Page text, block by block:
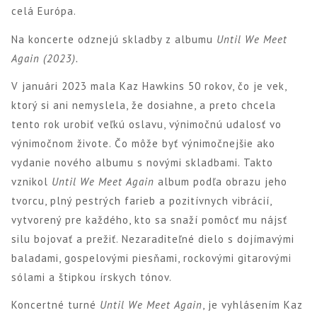
celá Európa.
Na koncerte odznejú skladby z albumu Until We Meet
Again (2023).
V januári 2023 mala Kaz Hawkins 50 rokov, čo je vek,
ktorý si ani nemyslela, že dosiahne, a preto chcela
tento rok urobiť veľkú oslavu, výnimočnú udalosť vo
výnimočnom živote. Čo môže byť výnimočnejšie ako
vydanie nového albumu s novými skladbami. Takto
vznikol Until We Meet Again album podľa obrazu jeho
tvorcu, plný pestrých farieb a pozitívnych vibrácií,
vytvorený pre každého, kto sa snaží pomôcť mu nájsť
silu bojovať a prežiť. Nezaraditeľné dielo s dojímavými
baladami, gospelovými piesňami, rockovými gitarovými
sólami a štipkou írskych tónov.
Koncertné turné Until We Meet Again, je vyhlásením Kaz